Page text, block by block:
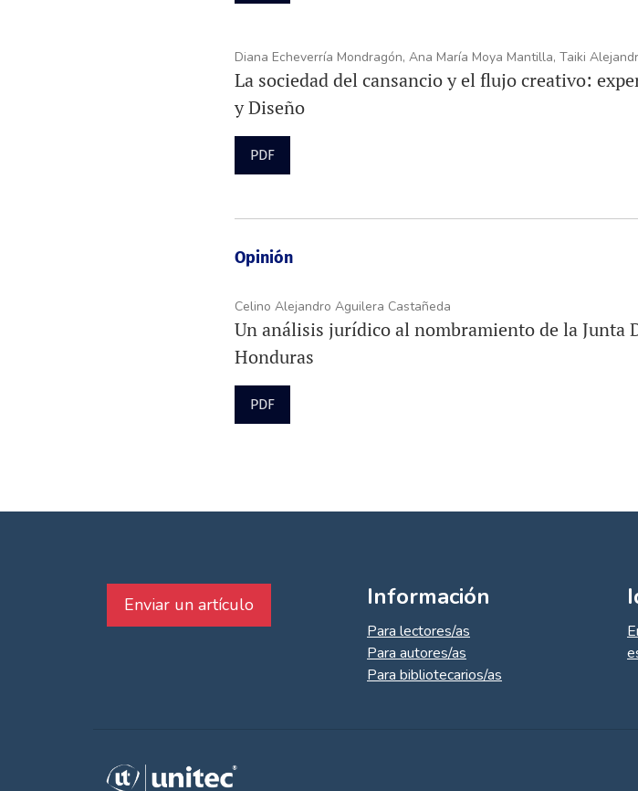
Diana Echeverría Mondragón, Ana María Moya Mantilla, Taiki
La sociedad del cansancio y el flujo creativo:
y Diseño
PDF
Opinión
Celino Alejandro Aguilera Castañeda
Un análisis jurídico al nombramiento de la Junta
Honduras
PDF
Enviar un artículo Información
Para lectores/as
Para autores/as
Para bibliotecarios/as